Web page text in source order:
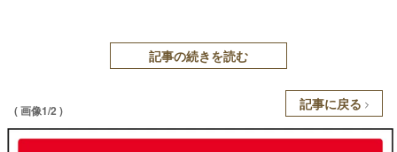
記事の続きを読む
( 画像1/2 ) 記事に戻る